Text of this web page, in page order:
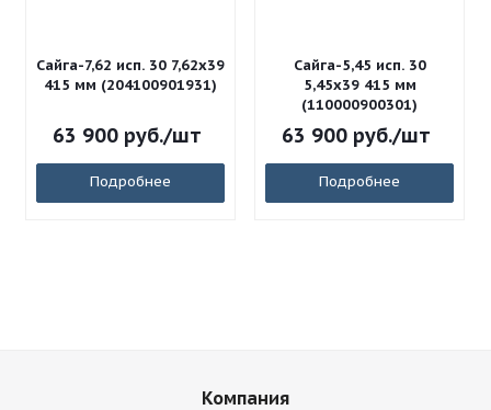
Сайга-7,62 исп. 30 7,62x39
415 мм (204100901931)
63 900руб./шт
Подробнее
Сайга-5,45 исп. 30
5,45x39 415 мм
(110000900301)
63 900руб./шт
Подробнее
Компания